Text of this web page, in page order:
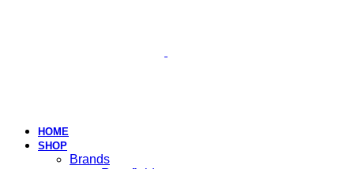
HOME
SHOP
Brands